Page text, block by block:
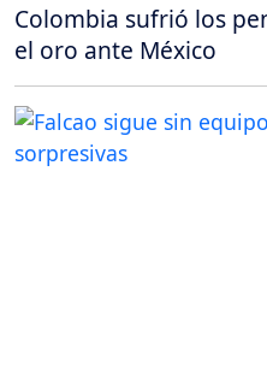
Colombia sufrió los
el oro ante México